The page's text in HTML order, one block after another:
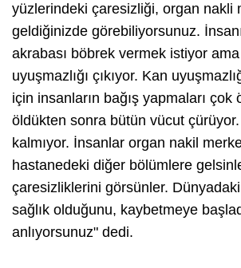
yüzlerindeki çaresizliği, organ nakli
geldiğinizde görebiliyorsunuz.
akrabası böbrek vermek istiyor
uyuşmazlığı çıkıyor. Kan
için insanların bağış yapmaları çok
öldükten sonra bütün vücut çürüyor.
kalmıyor. İnsanlar organ nakil
hastanedeki diğer bölümlere
çaresizliklerini görsünler.
sağlık olduğunu, kaybetmeye
anlıyorsunuz" dedi.